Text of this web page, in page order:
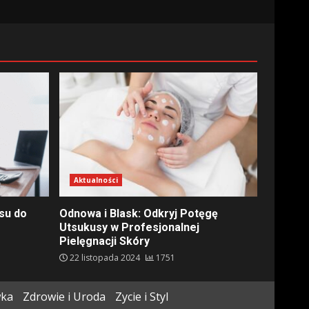
do
Aktualności
Odnowa i Blask: Odkryj Potęgę
Utsukusy w Profesjonalnej
Pielęgnacji Skóry
22 listopada 2024 1751
Zdrowie i Uroda Zycie i Styl